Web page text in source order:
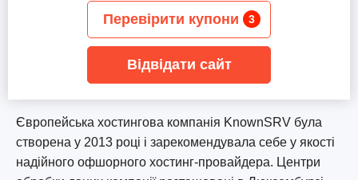
Європейська хостингова компанія KnownSRV була
створена у 2013 році і зарекомендувала себе у якості
надійного офшорного хостинг-провайдера. Центри
Перевірити купони 3
Відвідати сайт